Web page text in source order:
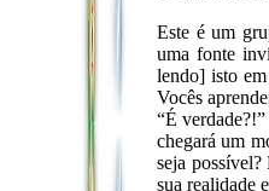
Este é um
uma fonte
lendo] isto
Vocês
“É
chegará um
seja possível?
sua realidade